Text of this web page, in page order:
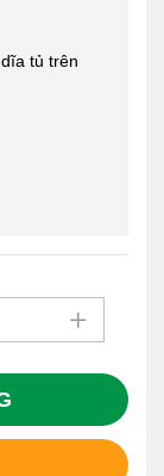
tủ trên